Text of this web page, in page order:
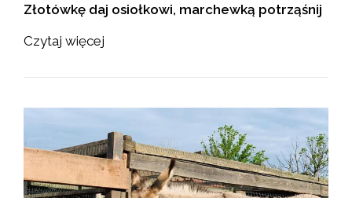
Złotówkę daj osiołkowi, marchewką potrząśnij
Czytaj więcej